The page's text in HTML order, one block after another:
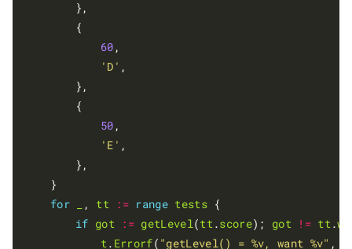
60 ,
'D' ,
50 ,
'E' ,
for
, tt := range tests {
if got := getLevel (tt .score); got != tt .
t . Errorf( "getLevel() = %v, want %v" ,